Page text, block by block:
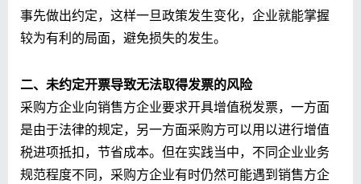
事先做出约定，这样一旦政策发生变化，企业就能掌握
较为有利的局面，避免损失的发生。
二、未约定开票导致无法取得发票的风险
采购方企业向销售方企业要求开具增值税发票，一方面
是由于法律的规定，另一方面采购方可以用以进行增值
税进项抵扣，节省成本。但在实践当中，不同企业业务
规范程度不同，采购方企业有时仍然可能遇到销售方企